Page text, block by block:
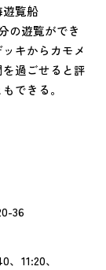
遊覧船
の遊覧ができ
キからカモメ
過ごせると評
できる。
36
11:20、